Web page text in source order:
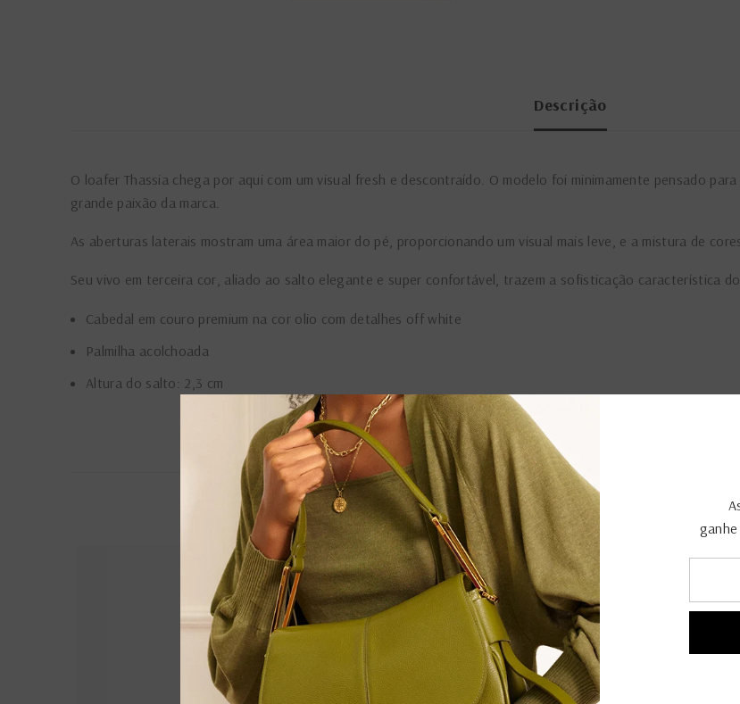
Descrição
O loafer Thassia chega por aqui com um visual fresh e descontraído. O modelo foi minimamente pensado
grande paixão da marca.
As aberturas laterais mostram uma área maior do pé, proporcionando um visual mais leve, e a mistura de
Seu vivo em terceira cor, aliado ao salto elegante e super confortável, trazem a sofisticação característica
Cabedal em couro premium na cor olio com detalhes off white
Palmilha acolchoada
Altura do salto: 2,3 cm
PRODUTOS RELACIONADOS